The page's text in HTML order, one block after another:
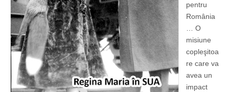
pentru
România
… O
misiune
copleşitoa
re care va
avea un
impact